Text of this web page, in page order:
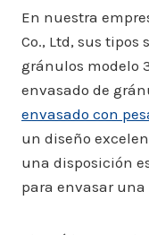
En nuestra
Co., Ltd, sus
gránulos modelo
envasado de
envasado con
un diseño
una disposición
para envasar